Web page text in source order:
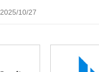
2025/10/27